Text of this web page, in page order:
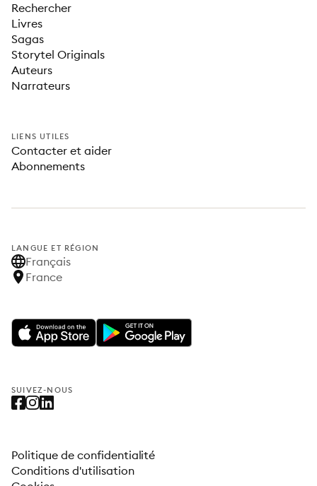
Rechercher
Livres
Sagas
Storytel Originals
Auteurs
Narrateurs
LIENS UTILES
Contacter et aider
Abonnements
LANGUE ET RÉGION
Français
France
SUIVEZ-NOUS
Politique de confidentialité
Conditions d'utilisation